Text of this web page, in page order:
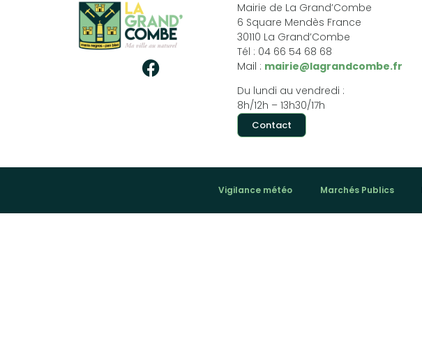
Mairie de La Grand’Combe
6 Square Mendès France
30110 La Grand’Combe
Tél : 04 66 54 68 68
Mail : mairie@lagrandcombe.fr
Du lundi au vendredi :
8h/12h – 13h30/17h
Contact
Vigilance météo Marchés Publics